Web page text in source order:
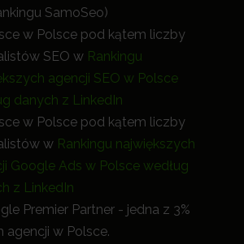
SamoSeo)
w Polsce pod kątem liczby
SEO w Rankingu
agencji SEO w Polsce
danych z LinkedIn
w Polsce pod kątem liczby
w Rankingu największych
Google Ads w Polsce według
z LinkedIn
Premier Partner - jedna z 3%
agencji w Polsce.